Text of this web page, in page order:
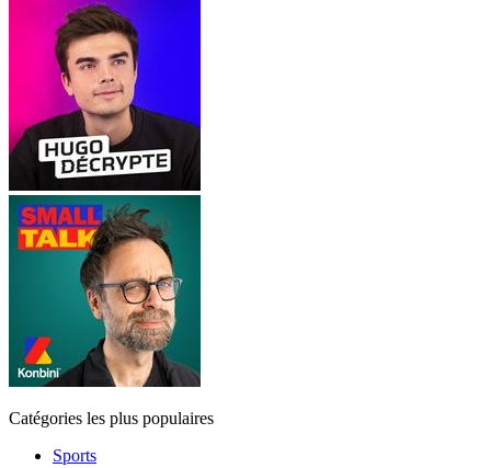
Catégories les plus populaires
Sports